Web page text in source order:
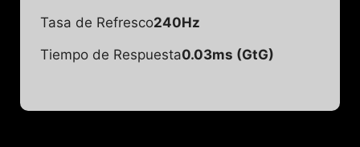
Tasa de Refresco240Hz
Tiempo de Respuesta0.03ms (GtG)